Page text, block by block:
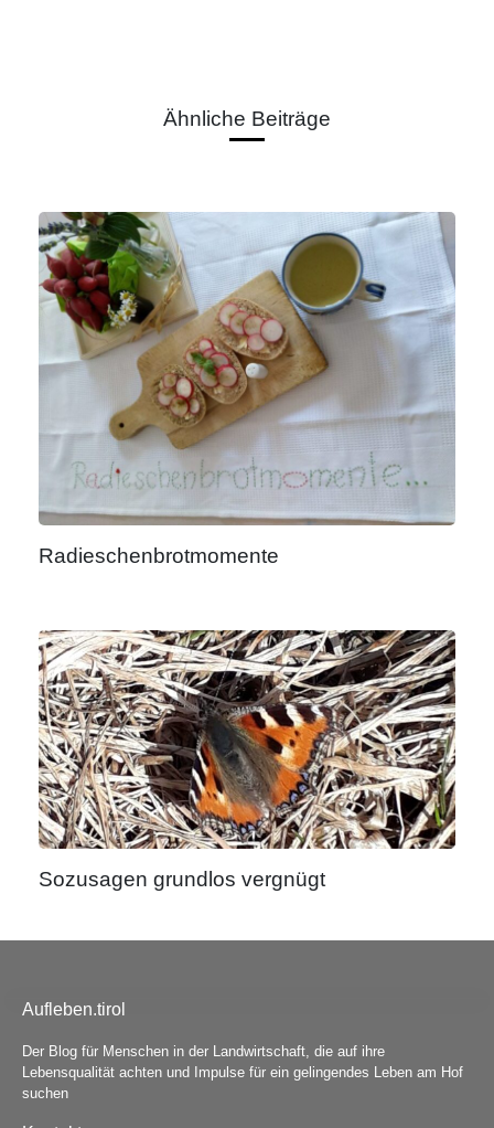
Ähnliche Beiträge
Radieschenbrotmomente
Sozusagen grundlos vergnügt
Aufleben.tirol
Der Blog für Menschen in der Landwirtschaft, die auf ihre
Lebensqualität achten und Impulse für ein gelingendes Leben am Hof
suchen